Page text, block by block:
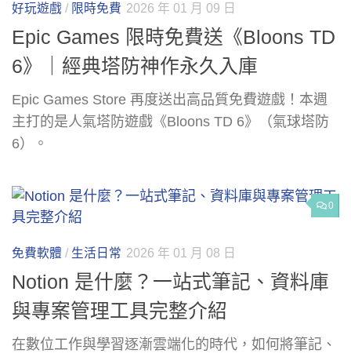
好玩遊戲 / 限時免費 2026 年 01 月 09 日
Epic Games 限時免費送《Bloons TD
6》｜經典塔防神作永久入庫
Epic Games Store 再度送出高品質免費遊戲！本週
主打的是人氣塔防遊戲《Bloons TD 6》（氣球塔防
6）。
0
免費軟體 / 生活日常 2026 年 01 月 08 日
Notion 是什麼？一站式筆記、資料庫
與專案管理工具完整介紹
在數位工作與學習逐漸雲端化的時代，如何將筆記、